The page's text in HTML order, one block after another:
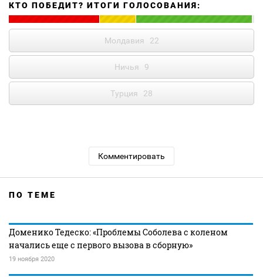
КТО ПОБЕДИТ? ИТОГИ ГОЛОСОВАНИЯ:
Молдавия 22
Ничья 9
Турция 28
Комментировать
ПО ТЕМЕ
Доменико Тедеско: «Проблемы Соболева с коленом
начались еще с первого вызова в сборную»
19 ноября 2020